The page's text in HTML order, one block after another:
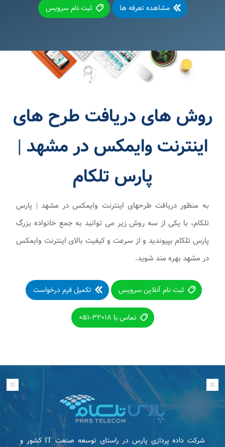
مشاهده تعرفه ها ثبت نام سرویس
روش های دریافت طرح های
اینترنت وایمکس در مشهد |
پارس تلکام
به منظور دریافت طرحهای اینترنت وایمکس در مشهد | پارس
تلکام، با یکی از سه روش زیر می توانید به جمع خانواده بزرگ
پارس تلکام بپیوندید و از سرعت و کیفیت بالای اینترنت وایمکس
در مشهد بهره مند شوید.
ثبت نام آنلاین سرویس تکمیل فرم درخواست
تماس با ۳۲۰۱۸-۰۵۱
شرکت داده پردازی پارس در راستای توسعه صنعت IT كشور و